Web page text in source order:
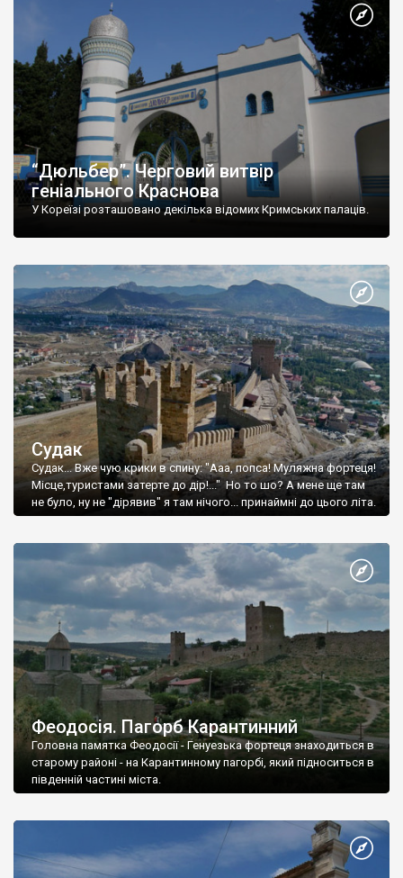
“Дюльбер”. Черговий витвір
геніального Краснова
У Кореїзі розташовано декілька відомих Кримських палаців.
Судак
Судак... Вже чую крики в спину: "Ааа, попса! Муляжна фортеця!
Місце,туристами затерте до дір!..." Но то шо? А мене ще там
не було, ну не "дірявив" я там нічого... принаймні до цього літа.
Феодосія. Пагорб Карантинний
Головна памятка Феодосії - Генуезька фортеця знаходиться в
старому районі - на Карантинному пагорбі, який підноситься в
південній частині міста.